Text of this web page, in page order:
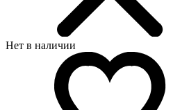
Нет в наличии